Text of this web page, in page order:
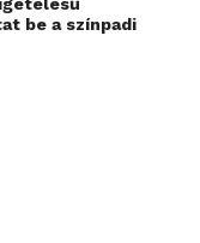
be a színpadi